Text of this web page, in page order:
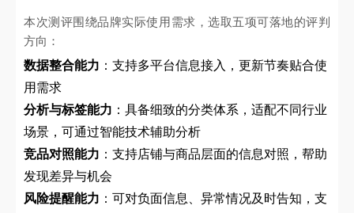
本次测评围绕品牌实际使用需求，选取五项可落地的评判
方向：
数据整合能力 ：支持多平台信息接入，更新节奏贴合使
用需求
分析与标签能力 ：具备细致的分类体系，适配不同行业
场景，可通过智能技术辅助分析
竞品对照能力 ：支持店铺与商品层面的信息对照，帮助
发现差异与机会
风险提醒能力 ：可对负面信息、异常情况及时告知，支